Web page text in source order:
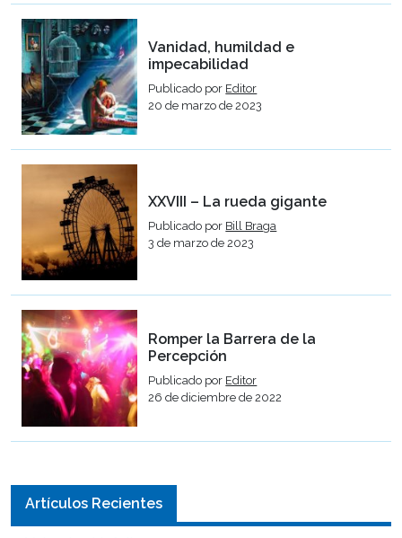
Vanidad, humildad e
impecabilidad
Publicado por Editor
20 de marzo de 2023
XXVIII – La rueda gigante
Publicado por Bill Braga
3 de marzo de 2023
Romper la Barrera de la
Percepción
Publicado por Editor
26 de diciembre de 2022
Artículos Recientes